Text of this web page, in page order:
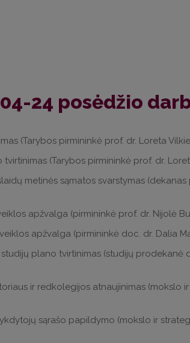
24 posėdžio
(Tarybos pirmininkė prof. dr. Loreta
(Tarybos pirmininkė prof. dr.
metinės sąmatos svarstymas
apžvalga (pirmininkė prof. dr. Nijolė
apžvalga (pirmininkė doc. dr. Dalia
plano tvirtinimas (studijų prodekanė
ir redkolegijos atnaujinimas
sąrašo papildymo (mokslo ir